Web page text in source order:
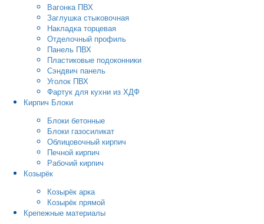
Вагонка ПВХ
Заглушка стыковочная
Накладка торцевая
Отделочный профиль
Панель ПВХ
Пластиковые подоконники
Сэндвич панель
Уголок ПВХ
Фартук для кухни из ХДФ
Кирпич Блоки
Блоки бетонные
Блоки газосиликат
Облицовочный кирпич
Печной кирпич
Рабочий кирпич
Козырёк
Козырёк арка
Козырёк прямой
Крепежные материалы